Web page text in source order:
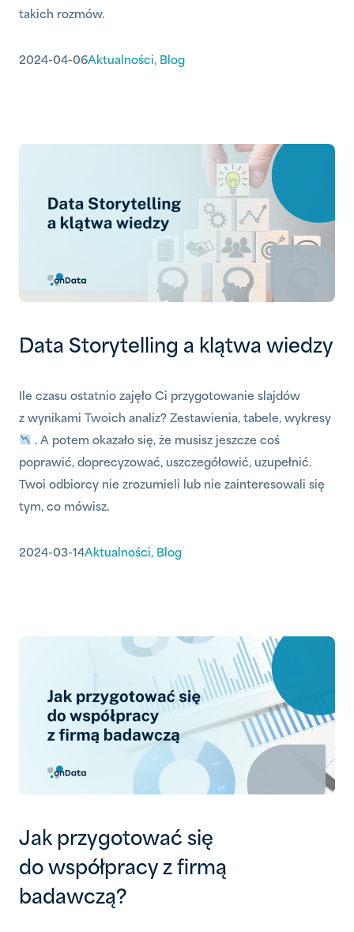
takich rozmów.
2024-04-06Aktualności, Blog
Data Storytelling a klątwa wiedzy
Ile czasu ostatnio zajęło Ci przygotowanie slajdów
z wynikami Twoich analiz? Zestawienia, tabele, wykresy
. A potem okazało się, że musisz jeszcze coś
poprawić, doprecyzować, uszczegółowić, uzupełnić.
Twoi odbiorcy nie zrozumieli lub nie zainteresowali się
tym, co mówisz.
2024-03-14Aktualności, Blog
Jak przygotować się
do współpracy z firmą
badawczą?